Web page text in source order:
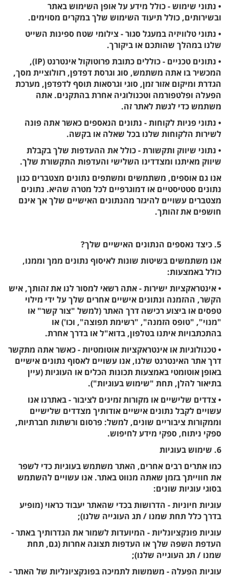
• נתוני שימוש - כולל מידע על אופן השימוש באתר
ובשירותים, כולל תיעוד השימוש שלך במקרים מסוימים.
• נתוני טלוויזיה במעגל סגור - צילומי שטח ספינות השייט
שלנו במהלך שהותכם או ביקורך.
• נתונים טכניים - כוללים כתובת פרוטוקול אינטרנט (IP),
המכשיר בו אתה משתמש, סוג וגרסת דפדפן, רזולוציית מסך,
הגדרת ומיקום אזור זמן, סוגי וגרסאות תוסף לדפדפן, מערכת
הפעלה ופלטפורמה וטכנולוגיה אחרת בהתקנים. אתה
משתמש כדי לגשת לאתר זה.
• נתוני פניות לקוחות - נתונים הנאספים כאשר אתה פונה
לשירות הלקוחות שלנו בכל שאלה או בקשה.
• נתוני שיווק ותקשורת - כולל את ההעדפות שלך בקבלת
שיווק מאיתנו ומצדדינו השלישי והעדפות התקשורת שלך.
אנו גם אוספים, משתמשים ומשתפים נתונים מצטברים כגון
נתונים סטטיסטיים או דמוגרפיים לכל מטרה שהיא. נתונים
מצטברים עשויים להיגזר מהנתונים האישיים שלך אך אינם
חושפים את זהותך.
5. כיצד נאספים הנתונים האישיים שלך?
אנו משתמשים בשיטות שונות לאיסוף נתונים ממך וממנו,
כולל באמצעות:
• אינטראקציות ישירות - אתה רשאי למסור לנו את זהותך, איש
הקשר, ההזמנה ונתונים אישיים אחרים שלך על ידי מילוי
טפסים או ביצוע רכישה דרך האתר (למשל "צור קשר" או
"מנוי", "טופס הזמנה", "רשימת תפוצה", וכו') או
בהתכתבויות איתנו בטלפון, בדוא"ל או בדרך אחרת.
• טכנולוגיות או אינטראקציות אוטומטיות - כאשר אתה מתקשר
דרך אתר האינטרנט שלנו, אנו עשויים לאסוף נתונים אישיים
באופן אוטומטי באמצעות תכונות הכלים או העוגיות (עיין
בתיאור להלן, תחת "שימוש בעוגיות").
• צדדים שלישיים או מקורות זמינים לציבור - באתרנו אנו
עשויים לקבל נתונים אישיים אודותיך מצדדים שלישיים
וממקורות ציבוריים שונים, למשל: פרסום ורשתות חברתיות,
ספקי ניתוח, ספקי מידע לחיפוש.
6. שימוש בעוגיות
כמו אתרים רבים אחרים, האתר משתמש בעוגיות כדי לשפר
את חווייתך בזמן שאתה מנווט באתר. אנו עשויים להשתמש
בסוגי עוגיות שונים:
עוגיות חיוניות - הדרושות בכדי שהאתר יעבוד כראוי (מופיע
בדרך כלל תחת שמנו / תג העוגייה שלנו);
עוגיות פונקציונליות - המיועדות לשמור את הגדרותיך באתר -
העדפת השפה שלך או העדפות תצוגה אחרות (גם, תחת
שמנו / תג העוגייה שלנו);
עוגיות הפעלה - משמשות לתמיכה בפונקציונליות של האתר -